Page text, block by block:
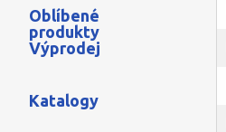
Oblíbené
produkty
Výprodej
Katalogy